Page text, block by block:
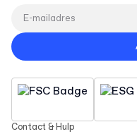
Contact & Hulp